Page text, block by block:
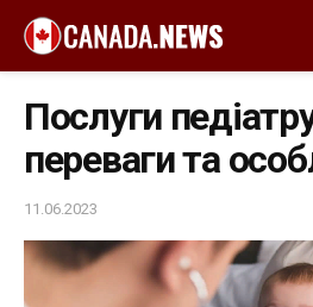
Послуги
переваги та
11.06.2023